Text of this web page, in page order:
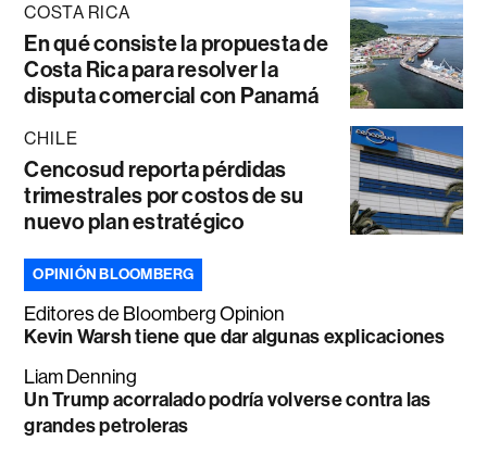
COSTA RICA
En qué consiste la propuesta de
Costa Rica para resolver la
disputa comercial con Panamá
CHILE
Cencosud reporta pérdidas
trimestrales por costos de su
nuevo plan estratégico
OPINIÓN BLOOMBERG
Editores de Bloomberg Opinion
Kevin Warsh tiene que dar algunas explicaciones
Liam Denning
Un Trump acorralado podría volverse contra las
grandes petroleras